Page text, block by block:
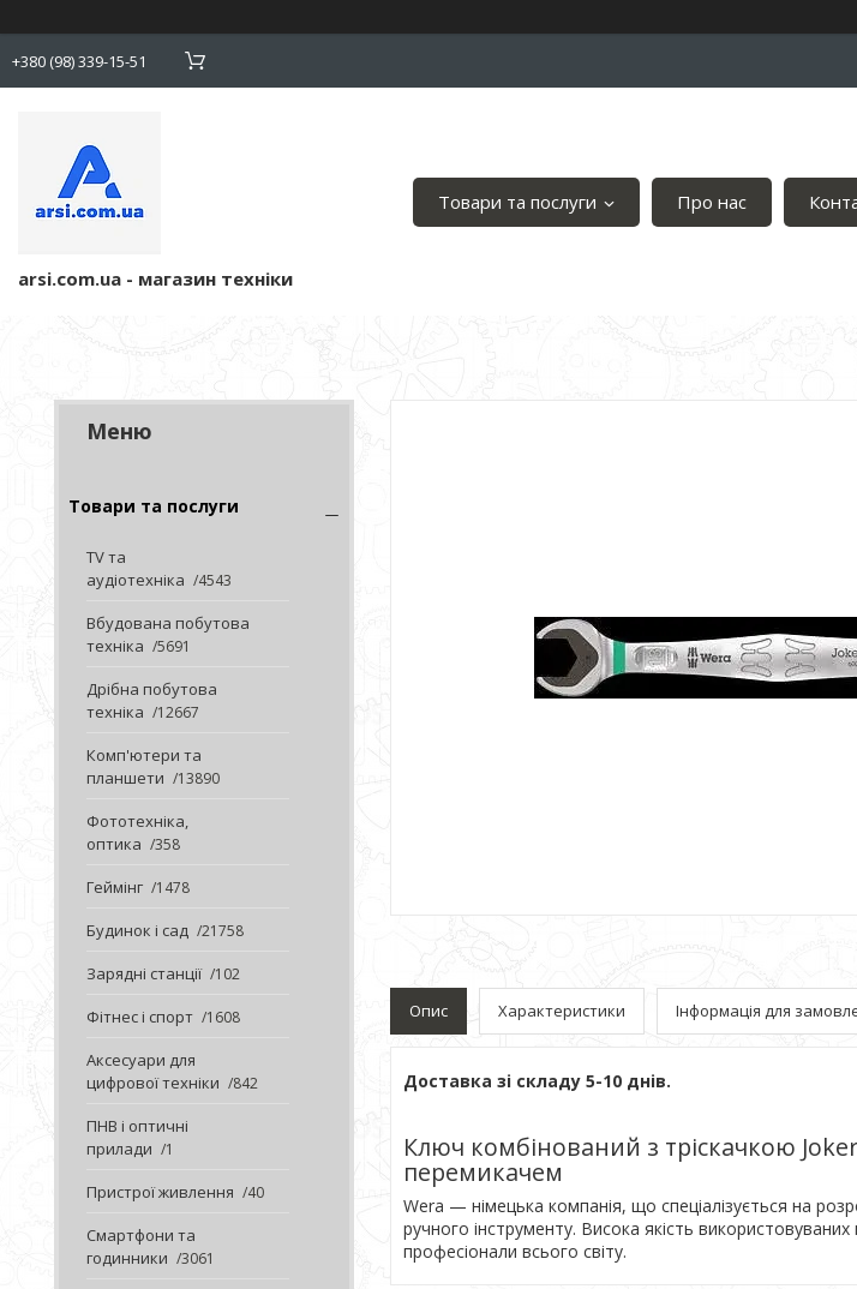
+380 (98) 339-15-51
arsi.com.ua - магазин техніки
Товари та послуги Про нас
Товари та послуги
TV та
аудіотехніка
4543
Вбудована побутова
техніка
5691
Дрібна побутова
техніка
12667
Комп'ютери та
планшети
13890
Фототехніка,
оптика
358
Геймінг 1478
Будинок і сад 21758
Зарядні станції 102
Фітнес і спорт 1608
Аксесуари для
цифрової техніки
842
ПНВ і оптичні
прилади
1
Пристрої живлення 40
Смартфони та
годинники
3061
Опис Характеристики Інформація для
Доставка зі складу 5-10 днів.
Ключ комбінований з тріскачкою
перемикачем
Wera — німецька компанія, що спеціалізується на
ручного інструменту. Висока якість використовуваних
професіонали всього світу.